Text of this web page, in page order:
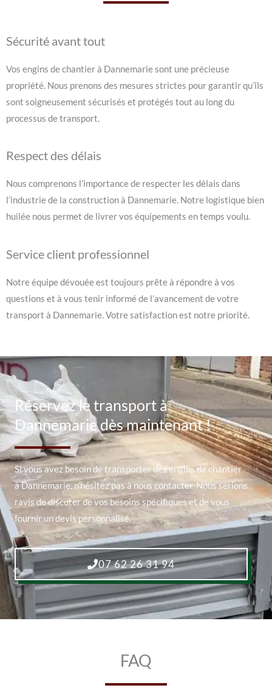
Sécurité avant tout
Vos engins de chantier à Dannemarie sont une précieuse
propriété. Nous prenons des mesures strictes pour garantir qu’ils
sont soigneusement sécurisés et protégés tout au long du
processus de transport.
Respect des délais
Nous comprenons l’importance de respecter les délais dans
l’industrie de la construction à Dannemarie. Notre logistique bien
huilée nous permet de livrer vos équipements en temps voulu.
Service client professionnel
Notre équipe dévouée est toujours prête à répondre à vos
questions et à vous tenir informé de l’avancement de votre
transport à Dannemarie. Votre satisfaction est notre priorité.
Réservez le transport à
Dannemarie dès maintenant !
Si vous avez besoin de transporter des engins de chantier
à Dannemarie, n’hésitez pas à nous contacter. Nous serions
ravis de discuter de vos besoins spécifiques et de vous
fournir un devis personnalisé.
07 62 26 31 94
FAQ